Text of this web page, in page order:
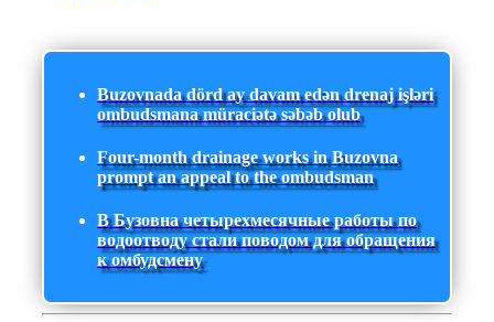
Buzovnada dörd ay davam edən drenaj işləri
ombudsmana müraciətə səbəb olub
Four-month drainage works in Buzovna
prompt an appeal to the ombudsman
В Бузовна четырехмесячные работы по
водоотводу стали поводом для обращения
к омбудсмену